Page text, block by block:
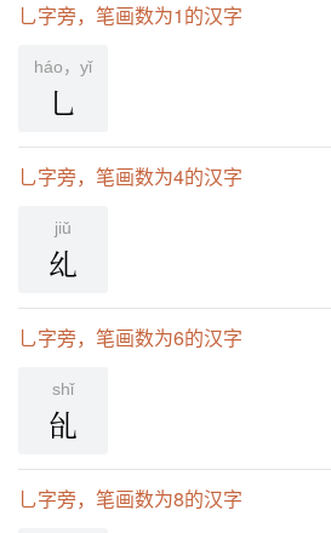
乚字旁，笔画数为1的汉字
háo，yǐ
乚
乚字旁，笔画数为4的汉字
jiǔ
乣
乚字旁，笔画数为6的汉字
shǐ
乨
乚字旁，笔画数为8的汉字